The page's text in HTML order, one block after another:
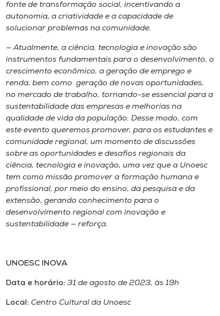
A-
fonte de transformação social, incentivando a
autonomia, a criatividade e a capacidade de
solucionar problemas na comunidade.
— Atualmente, a ciência, tecnologia e inovação são
instrumentos fundamentais para o desenvolvimento, o
crescimento econômico, a geração de emprego e
renda, bem como geração de novas oportunidades,
no mercado de trabalho, tornando-se essencial para a
sustentabilidade das empresas e melhorias na
qualidade de vida da população. Desse modo, com
este evento queremos promover, para os estudantes e
comunidade regional, um momento de discussões
sobre as oportunidades e desafios regionais da
ciência, tecnologia e inovação, uma vez que a Unoesc
tem como missão promover a formação humana e
profissional, por meio do ensino, da pesquisa e da
extensão, gerando conhecimento para o
desenvolvimento regional com inovação e
sustentabilidade — reforça.
UNOESC INOVA
Data e horário: 31 de agosto de 2023, às 19h
Local: Centro Cultural da Unoesc